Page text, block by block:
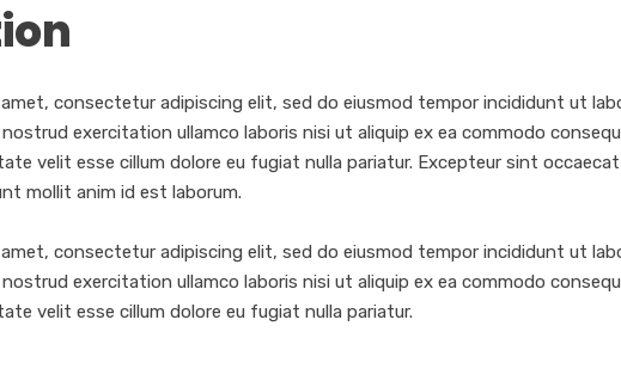
consectetur adipiscing elit, sed do eiusmod tempor incididunt ut
exercitation ullamco laboris nisi ut aliquip ex ea commodo
velit esse cillum dolore eu fugiat nulla pariatur. Excepteur sint
mollit anim id est laborum.
consectetur adipiscing elit, sed do eiusmod tempor incididunt ut
exercitation ullamco laboris nisi ut aliquip ex ea commodo
velit esse cillum dolore eu fugiat nulla pariatur.